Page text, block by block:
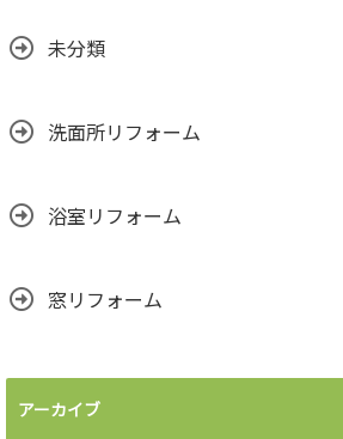
未分類
洗面所リフォーム
浴室リフォーム
窓リフォーム
アーカイブ